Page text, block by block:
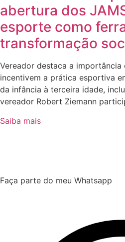
abertura dos
esporte como
transformação
Vereador destaca a
incentivem a prática esportiva
da infância à terceira idade,
vereador Robert Ziemann
Saiba mais
Faça parte do meu Whatsapp